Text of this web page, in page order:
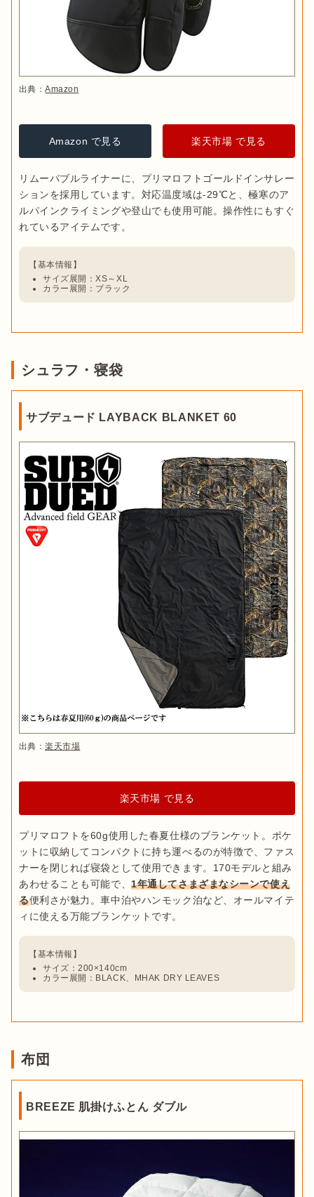
出典：Amazon
Amazon で見る 楽天市場 で見る
リムーバブルライナーに、プリマロフトゴールドインサレー
ションを採用しています。対応温度域は-29℃と、極寒のア
ルパインクライミングや登山でも使用可能。操作性にもすぐ
サイズ展開：XS～XL
カラー展開：ブラック
シュラフ・寝袋
サブデュード LAYBACK BLANKET 60
出典：楽天市場
楽天市場 で見る
プリマロフトを60g使用した春夏仕様のブランケット。ポケ
ットに収納してコンパクトに持ち運べるのが特徴で、ファス
ナーを閉じれば寝袋として使用できます。170モデルと組み
あわせることも可能で、1年通してさまざまなシーンで使え
る便利さが魅力。車中泊やハンモック泊など、オールマイテ
サイズ：200×140cm
カラー展開：BLACK、MHAK DRY LEAVES
布団
BREEZE 肌掛けふとん ダブル